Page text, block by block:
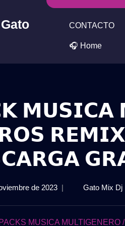
CONTACTO
🎧 Home
𝗠𝗨𝗦𝗜𝗖𝗔
de 202325
de
| Gato Mix Dj
–
PACKS MUSICA MULTIGENERO